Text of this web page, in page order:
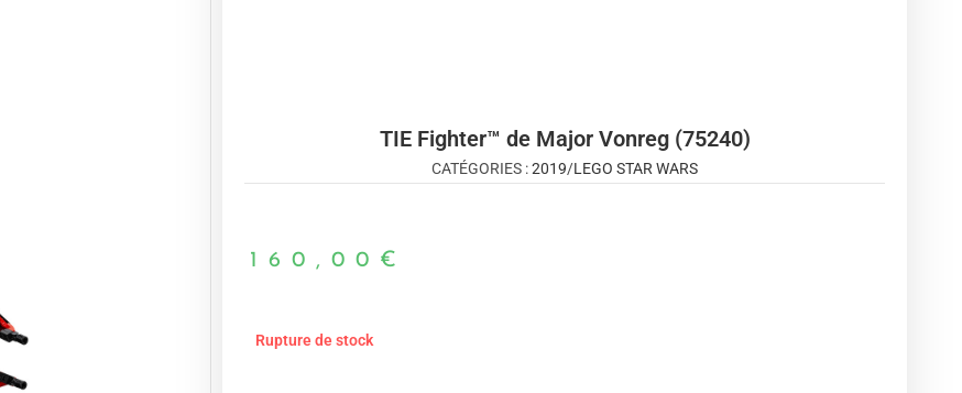
TIE Fighter™ de Major Vonreg (75240)
CATÉGORIES :2019/LEGO STAR WARS
160,00 €
Rupture de stock